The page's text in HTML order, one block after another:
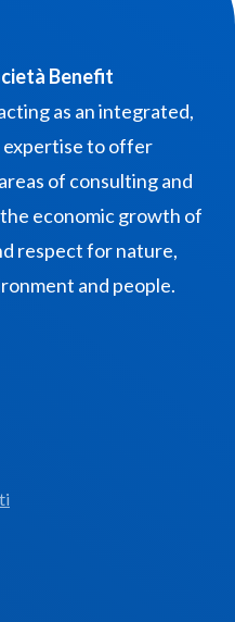
Benefit
as an integrated,
expertise to offer
of consulting and
economic growth of
respect for nature,
and people.